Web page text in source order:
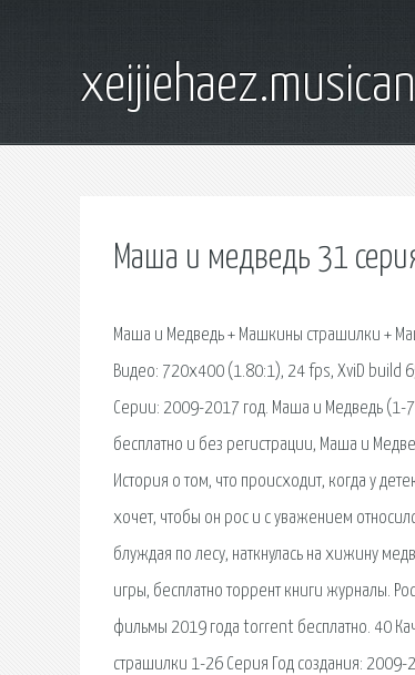
Маша и медведь 31
Маша и Медведь + Машкины страшилки +
Видео: 720x400 (1.80:1), 24 fps, XviD build
Серии: 2009-2017 год. Маша и Медведь (1-
бесплатно и без регистрации, Маша и
История о том, что происходит, когда у
хочет, чтобы он рос и с уважением
блуждая по лесу, наткнулась на хижину
игры, бесплатно торрент книги журналы.
фильмы 2019 года torrent бесплатно. 40
страшилки 1-26 Cерия Год создания: